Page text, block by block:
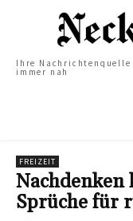
Ihre
immer nah
FREIZEIT
Nachdenken
Sprüche für